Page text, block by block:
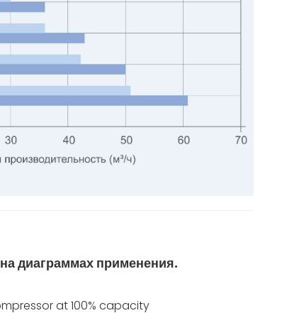
диаграммах применения.
at 100% capacity